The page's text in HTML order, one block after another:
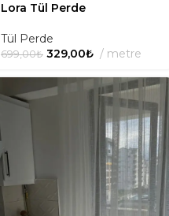
Lora Tül Perde
Tül Perde
699,00₺ 329,00₺ metre